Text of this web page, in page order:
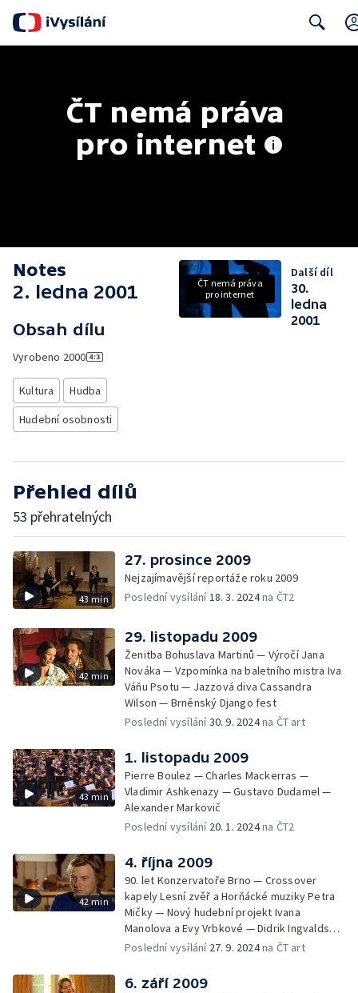
ČT nemá práva
pro internet
Notes
2. ledna 2001
Obsah dílu
Vyrobeno 2000
Kultura
Hudba
Hudební osobnosti
ČT nemá práva
pro internet
Další díl
30.
ledna
2001
Přehled dílů
53 přehratelných
43 min
27. prosince 2009
Nejzajímavější reportáže roku 2009
Poslední vysílání18. 3. 2024na ČT2
42 min
29. listopadu 2009
Ženitba Bohuslava Martinů — Výročí Jana
Nováka — Vzpomínka na baletního mistra Iva
Váňu Psotu — Jazzová diva Cassandra
Wilson — Brněnský Django fest
Poslední vysílání30. 9. 2024na ČT art
43 min
1. listopadu 2009
Pierre Boulez — Charles Mackerras —
Vladimir Ashkenazy — Gustavo Dudamel —
Alexander Markovič
Poslední vysílání 20. 1. 2024na ČT2
42 min
4. října 2009
90. let Konzervatoře Brno — Crossover
kapely Lesní zvěř a Horňácké muziky Petra
Mičky — Nový hudební projekt Ivana
Manolova a Evy Vrbkové — Didrik Ingvaldsen
Quartet — 10 let jazzového F Dur Bandu
Poslední vysílání 27. 9. 2024na ČT art
6. září 2009